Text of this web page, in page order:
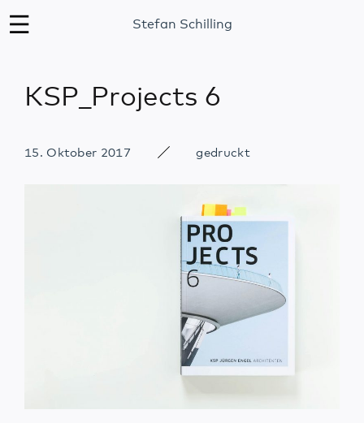
Stefan Schilling
KSP_Projects 6
15. Oktober 2017 gedruckt